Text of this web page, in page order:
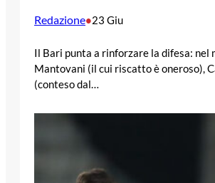
Redazione•23 Giu
Il Bari punta a rinforzare la difesa: nel
Mantovani (il cui riscatto è oneroso),
(conteso dal…